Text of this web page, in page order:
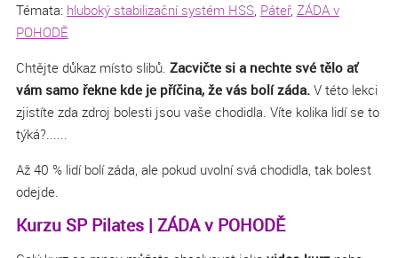
Témata: hluboký stabilizační systém HSS, Páteř, ZÁDA v
POHODĚ
Chtějte důkaz místo slibů. Zacvičte si a nechte své tělo ať
vám samo řekne kde je příčina, že vás bolí záda.V této lekci
zjistíte zda zdroj bolesti jsou vaše chodidla. Víte kolika lidí se to
týká?......
Až 40 % lidí bolí záda, ale pokud uvolní svá chodidla, tak bolest
odejde.
Kurzu SP Pilates | ZÁDA v POHODĚ